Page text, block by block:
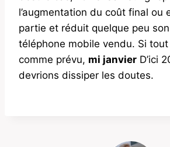
l’augmentation du coût final ou
partie et réduit quelque peu
téléphone mobile vendu. Si
comme prévu, mi janvier D’ici
devrions dissiper les doutes.